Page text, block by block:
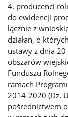
4. producenci
do ewidencji
łącznie z
działań, o
ustawy z dnia
obszarów
Funduszu
ramach
2014-2020 (Dz.
pośrednictwem